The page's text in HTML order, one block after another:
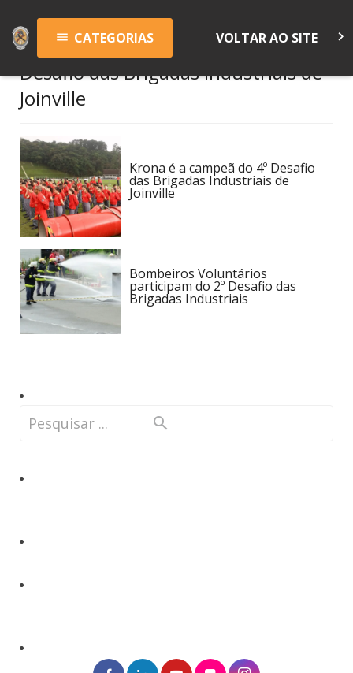
menu CATEGORIAS VOLTAR AO SITE keyboard_arrow_right
Desafio das Brigadas Industriais de
Joinville
Krona é a campeã do 4º Desafio
das Brigadas Industriais de
Joinville
Bombeiros Voluntários
participam do 2º Desafio das
Brigadas Industriais